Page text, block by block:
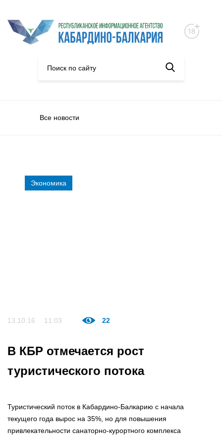
Все новости
Экономика
13.10.16 11:03 22
В КБР отмечается рост
туристического потока
Туристический поток в Кабардино-Балкарию с начала
текущего года вырос на 35%, но для повышения
привлекательности санаторно-курортного комплекса